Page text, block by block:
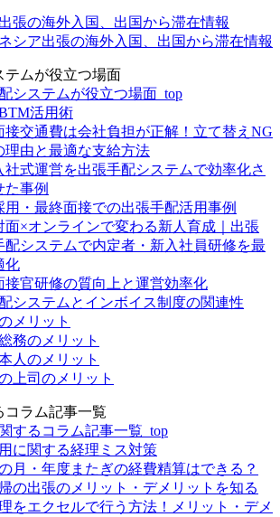
張の海外入国、出国から滞在情報
シア出張の海外入国、出国から滞在情報
テムが役立つ場面
システムが役立つ場面_top
活用術
接交通費は会社負担が正解！立て替えNG
理由と最適な支給方法
社式運営を出張手配システムで効率化さ
た事例
用・最終面接での出張手配活用事例
面×オンラインで変わる新人育成｜出張
配システムで内定者・新入社員研修を最
化
接官研修の質向上と運営効率化
システムとインボイス制度の関連性
メリット
務のメリット
人のメリット
上司のメリット
コラム記事一覧
するコラム記事一覧_top
に関する経理ミス対策
月・年度またぎの経費精算はできる？
の出張のメリット・デメリットを知る
をエクセルで行う方法！メリット・デメ